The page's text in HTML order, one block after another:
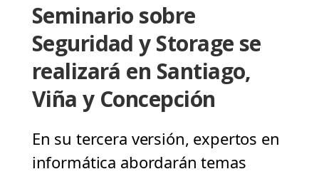
Seminario sobre
Seguridad y Storage se
realizará en Santiago,
Viña y Concepción
En su tercera versión, expertos en
informática abordarán temas